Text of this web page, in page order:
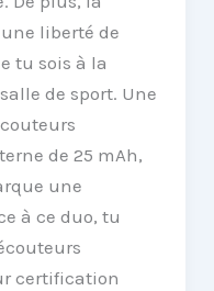
une liberté de
tu sois à la
de sport. Une
de 25 mAh,
une
à ce duo, tu
certification